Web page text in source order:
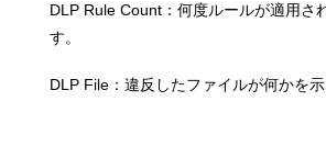
DLP Rule Count：何度ルールが適用さ
す。
DLP File：違反したファイルが何かを示